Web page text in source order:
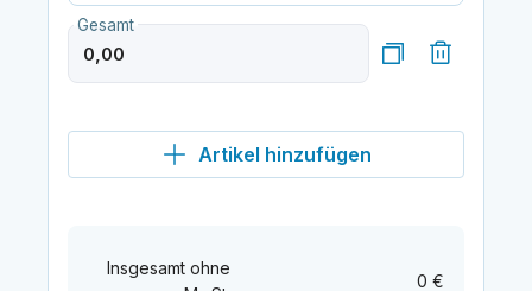
Gesamt
Artikel hinzufügen
Insgesamt ohne
0 €